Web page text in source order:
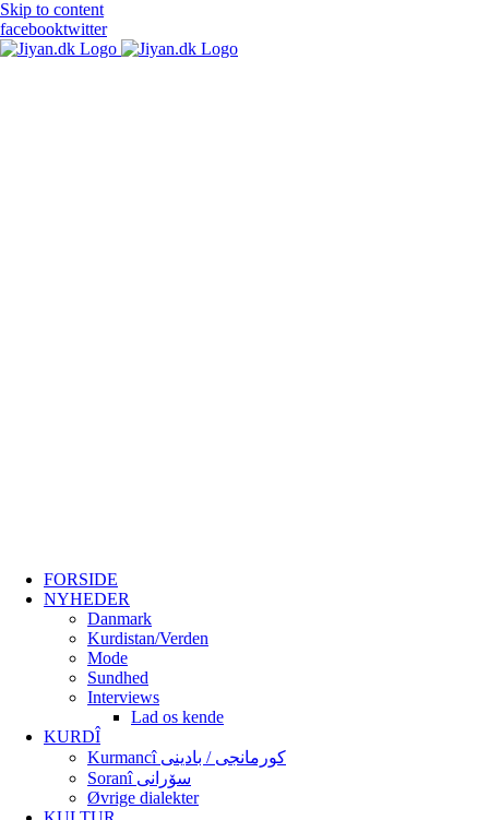
Skip to content
facebooktwitter
FORSIDE
NYHEDER
Danmark
Kurdistan/Verden
Mode
Sundhed
Interviews
Lad os kende
KURDÎ
Kurmancî کورمانجی / بادینی
Soranî سۆرانی
Øvrige dialekter